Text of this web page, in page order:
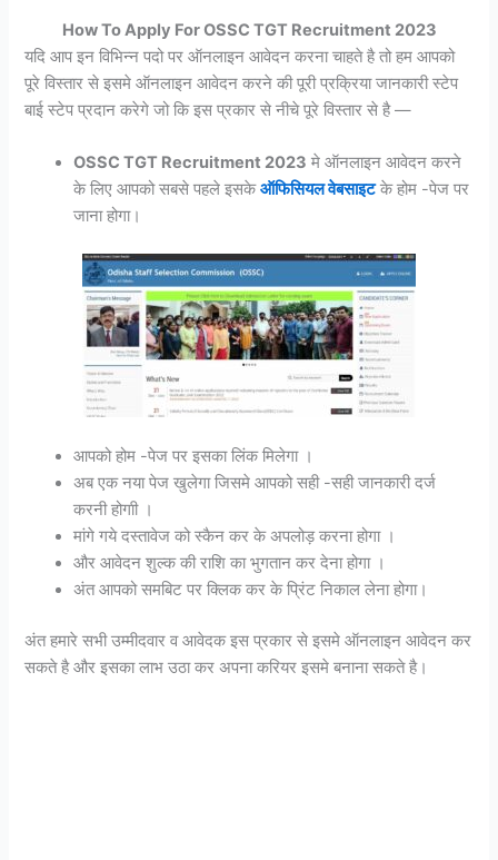
How To Apply For OSSC TGT Recruitment 2023
यदि आप इन विभिन्न पदो पर ऑनलाइन आवेदन करना चाहते है तो हम आपको
पूरे विस्तार से इसमे ऑनलाइन आवेदन करने की पूरी प्रक्रिया जानकारी स्टेप
बाई स्टेप प्रदान करेगे जो कि इस प्रकार से नीचे पूरे विस्तार से है —
OSSC TGT Recruitment 2023 मे ऑनलाइन आवेदन करने
के लिए आपको सबसे पहले इसकेऑफिसियल वेबसाइटके होम -पेज पर
जाना होगा।
आपको होम -पेज पर इसका लिंक मिलेगा ।
अब एक नया पेज खुलेगा जिसमे आपको सही -सही जानकारी दर्ज
करनी होगाी ।
मांगे गये दस्तावेज को स्कैन कर के अपलोड़ करना होगा ।
और आवेदन शुल्क की राशि का भुगतान कर देना होगा ।
अंत आपको समबिट पर क्लिक कर के प्रिंट निकाल लेना होगा।
अंत हमारे सभी उम्मीदवार व आवेदक इस प्रकार से इसमे ऑनलाइन आवेदन कर
सकते है और इसका लाभ उठा कर अपना करियर इसमे बनाना सकते है।